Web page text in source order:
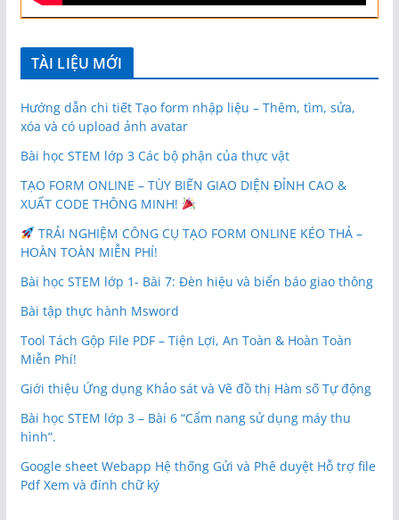
TÀI LIỆU MỚI
Hướng dẫn chi tiết Tạo form nhập liệu – Thêm, tìm, sửa,
xóa và có upload ảnh avatar
Bài học STEM lớp 3 Các bộ phận của thực vật
TẠO FORM ONLINE – TÙY BIẾN GIAO DIỆN ĐỈNH CAO &
XUẤT CODE THÔNG MINH!
TRẢI NGHIỆM CÔNG CỤ TẠO FORM ONLINE KÉO THẢ –
HOÀN TOÀN MIỄN PHÍ!
Bài học STEM lớp 1- Bài 7: Đèn hiệu và biển báo giao thông
Bài tập thực hành Msword
Tool Tách Gộp File PDF – Tiện Lợi, An Toàn & Hoàn Toàn
Miễn Phí!
Giới thiệu Ứng dụng Khảo sát và Vẽ đồ thị Hàm số Tự động
Bài học STEM lớp 3 – Bài 6 “Cẩm nang sử dụng máy thu
hình”.
Google sheet Webapp Hệ thống Gửi và Phê duyệt Hỗ trợ file
Pdf Xem và đính chữ ký